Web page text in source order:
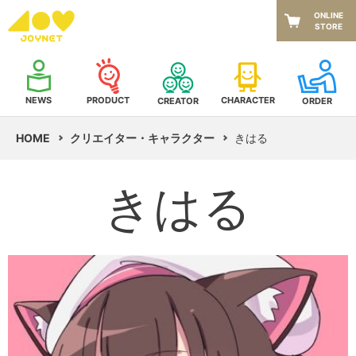
NEWS PRODUCT CREATOR CHARACTER ORDER
ONLINE
STORE
HOME クリエイター・キャラクター きはる
きはる